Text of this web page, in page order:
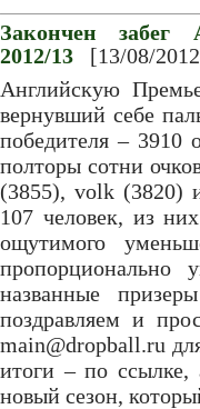
Закончен забег
2012/13
[13/08/
Английскую
вернувший себе
победителя – 3910
полторы сотни
(3855), volk (3820)
107 человек, из
ощутимого
пропорционально
названные
поздравляем и
main@dropball.ru
итоги – по ссылке,
новый сезон,